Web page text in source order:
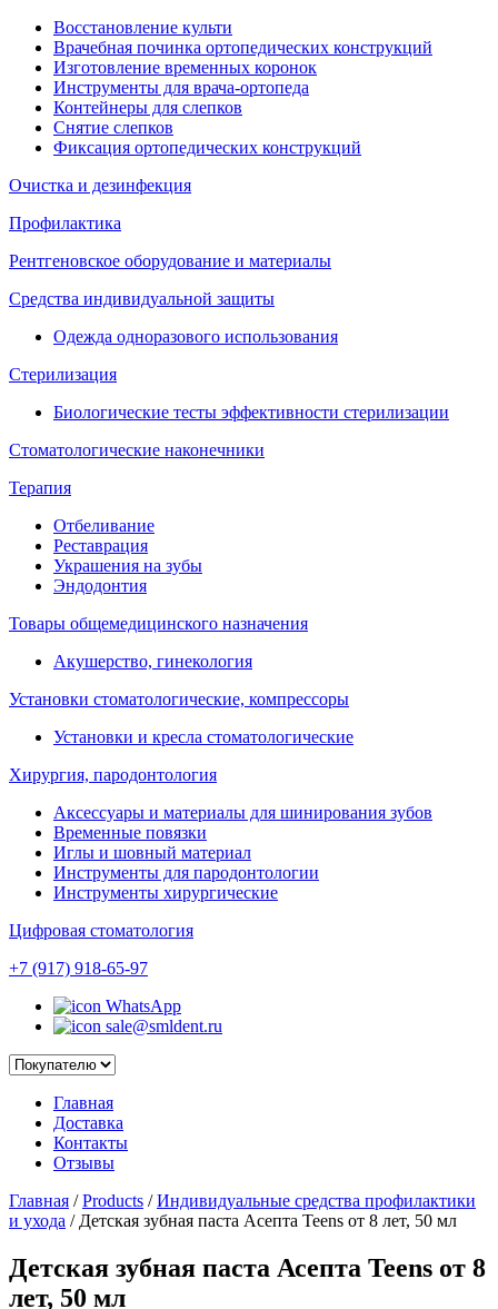
Восстановление культи
Врачебная починка ортопедических конструкций
Изготовление временных коронок
Инструменты для врача-ортопеда
Контейнеры для слепков
Снятие слепков
Фиксация ортопедических конструкций
Очистка и дезинфекция
Профилактика
Рентгеновское оборудование и материалы
Средства индивидуальной защиты
Одежда одноразового использования
Стерилизация
Биологические тесты эффективности стерилизации
Стоматологические наконечники
Терапия
Отбеливание
Реставрация
Украшения на зубы
Эндодонтия
Товары общемедицинского назначения
Акушерство, гинекология
Установки стоматологические, компрессоры
Установки и кресла стоматологические
Хирургия, пародонтология
Аксессуары и материалы для шинирования зубов
Временные повязки
Иглы и шовный материал
Инструменты для пародонтологии
Инструменты хирургические
Цифровая стоматология
+7 (917) 918-65-97
WhatsApp
sale@smldent.ru
Главная
Доставка
Контакты
Отзывы
Главная / Products / Индивидуальные средства профилактики
и ухода /Детская зубная паста Асепта Teens от 8 лет, 50 мл
Детская зубная паста Асепта Teens от 8
лет, 50 мл